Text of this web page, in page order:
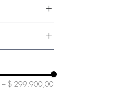
– $ 299.900,00